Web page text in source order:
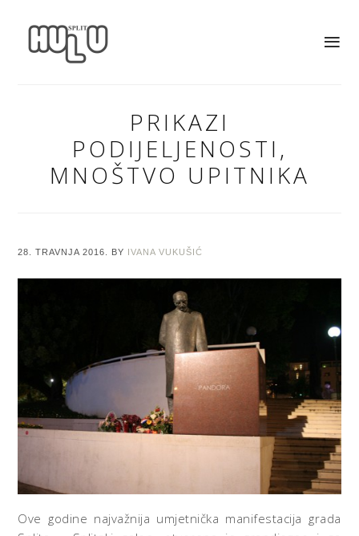
PRIKAZI
PODIJELJENOSTI,
MNOŠTVO UPITNIKA
28. TRAVNJA 2016. BY IVANA VUKUŠIĆ
Ove godine najvažnija umjetnička manifestacija grada